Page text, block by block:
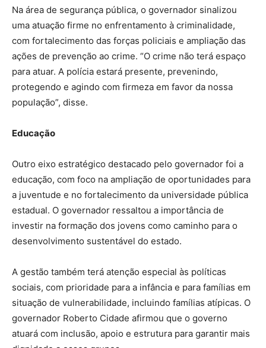
Na área de segurança pública, o governador sinalizou
uma atuação firme no enfrentamento à criminalidade,
com fortalecimento das forças policiais e ampliação das
ações de prevenção ao crime. “O crime não terá espaço
para atuar. A polícia estará presente, prevenindo,
protegendo e agindo com firmeza em favor da nossa
população”, disse.
Educação
Outro eixo estratégico destacado pelo governador foi a
educação, com foco na ampliação de oportunidades para
a juventude e no fortalecimento da universidade pública
estadual. O governador ressaltou a importância de
investir na formação dos jovens como caminho para o
desenvolvimento sustentável do estado.
A gestão também terá atenção especial às políticas
sociais, com prioridade para a infância e para famílias em
situação de vulnerabilidade, incluindo famílias atípicas. O
governador Roberto Cidade afirmou que o governo
atuará com inclusão, apoio e estrutura para garantir mais